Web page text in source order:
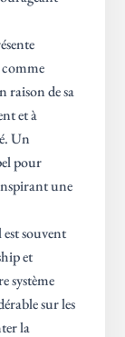
comme
raison de sa
et à
Un
pour
une
est souvent
et
système
sur les
la